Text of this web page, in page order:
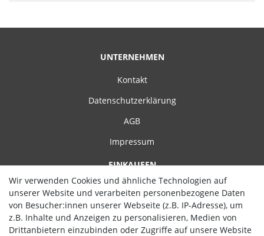
UNTERNEHMEN
Kontakt
Datenschutzerklärung
AGB
Impressum
EINKAUFEN
Zahlungsarten
Versand
Widerrufsrecht
Wir verwenden Cookies und ähnliche Technologien auf
unserer Website und verarbeiten personenbezogene Daten
von Besucher:innen unserer Webseite (z.B. IP-Adresse), um
z.B. Inhalte und Anzeigen zu personalisieren, Medien von
Drittanbietern einzubinden oder Zugriffe auf unsere Website